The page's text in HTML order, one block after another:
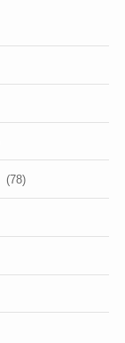
(78)